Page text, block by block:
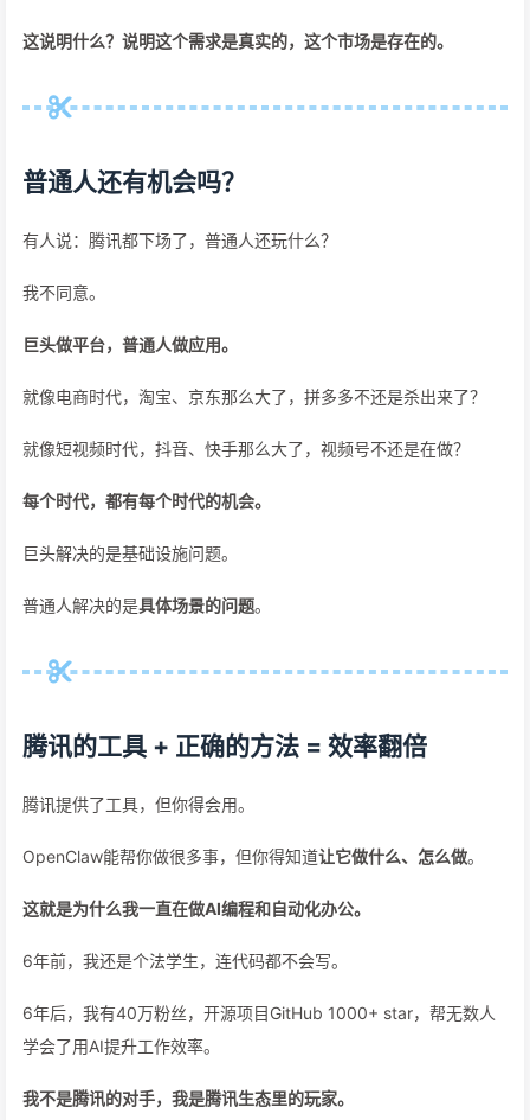
这说明什么？说明这个需求是真实的，这个市场是存在的。
普通人还有机会吗？
有人说：腾讯都下场了，普通人还玩什么？
我不同意。
巨头做平台，普通人做应用。
就像电商时代，淘宝、京东那么大了，拼多多不还是杀出来了？
就像短视频时代，抖音、快手那么大了，视频号不还是在做？
每个时代，都有每个时代的机会。
巨头解决的是基础设施问题。
普通人解决的是具体场景的问题。
腾讯的工具 + 正确的方法 = 效率翻倍
腾讯提供了工具，但你得会用。
OpenClaw能帮你做很多事，但你得知道让它做什么、怎么做。
这就是为什么我一直在做AI编程和自动化办公。
6年前，我还是个法学生，连代码都不会写。
6年后，我有40万粉丝，开源项目GitHub 1000+ star，帮无数人
学会了用AI提升工作效率。
我不是腾讯的对手，我是腾讯生态里的玩家。